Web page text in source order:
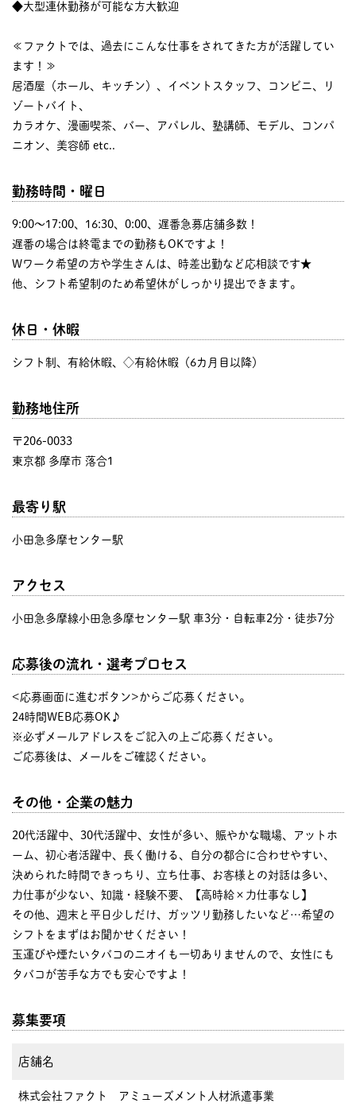
◆大型連休勤務が可能な方大歓迎
≪ファクトでは、過去にこんな仕事をされてきた方が活躍してい
ます！≫
居酒屋（ホール、キッチン）、イベントスタッフ、コンビニ、リ
ゾートバイト、
カラオケ、漫画喫茶、バー、アパレル、塾講師、モデル、コンパ
ニオン、美容師 etc..
勤務時間・曜日
9:00〜17:00、16:30、0:00、遅番急募店舗多数！
遅番の場合は終電までの勤務もOKですよ！
Wワーク希望の方や学生さんは、時差出勤など応相談です★
他、シフト希望制のため希望休がしっかり提出できます。
休日・休暇
シフト制、有給休暇、◇有給休暇（6カ月目以降）
勤務地住所
〒206-0033
東京都 多摩市 落合1
最寄り駅
小田急多摩センター駅
アクセス
小田急多摩線小田急多摩センター駅 車3分・自転車2分・徒歩7分
応募後の流れ・選考プロセス
<応募画面に進むボタン>からご応募ください。
24時間WEB応募OK♪
※必ずメールアドレスをご記入の上ご応募ください。
ご応募後は、メールをご確認ください。
その他・企業の魅力
20代活躍中、30代活躍中、女性が多い、賑やかな職場、アットホ
ーム、初心者活躍中、長く働ける、自分の都合に合わせやすい、
決められた時間できっちり、立ち仕事、お客様との対話は多い、
力仕事が少ない、知識・経験不要、【高時給×力仕事なし】
その他、週末と平日少しだけ、ガッツリ勤務したいなど…希望の
シフトをまずはお聞かせください！
玉運びや煙たいタバコのニオイも一切ありませんので、女性にも
タバコが苦手な方でも安心ですよ！
募集要項
店舗名
株式会社ファクト アミューズメント人材派遣事業